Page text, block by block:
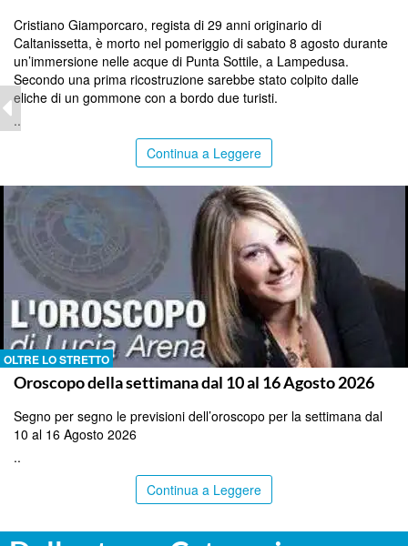
Cristiano Giamporcaro, regista di 29 anni originario di
Caltanissetta, è morto nel pomeriggio di sabato 8 agosto durante
un’immersione nelle acque di Punta Sottile, a Lampedusa.
Secondo una prima ricostruzione sarebbe stato colpito dalle
eliche di un gommone con a bordo due turisti.
..
Continua a Leggere
OLTRE LO STRETTO
Oroscopo della settimana dal 10 al 16 Agosto 2026
Segno per segno le previsioni dell’oroscopo per la settimana dal
10 al 16 Agosto 2026
..
Continua a Leggere